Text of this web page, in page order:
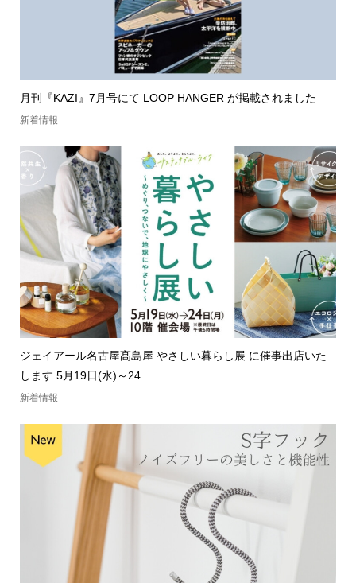
月刊『KAZI』7月号にて LOOP HANGER が掲載されました
新着情報
ジェイアール名古屋髙島屋 やさしい暮らし展 に催事出店いた
します 5月19日(水)～24...
新着情報